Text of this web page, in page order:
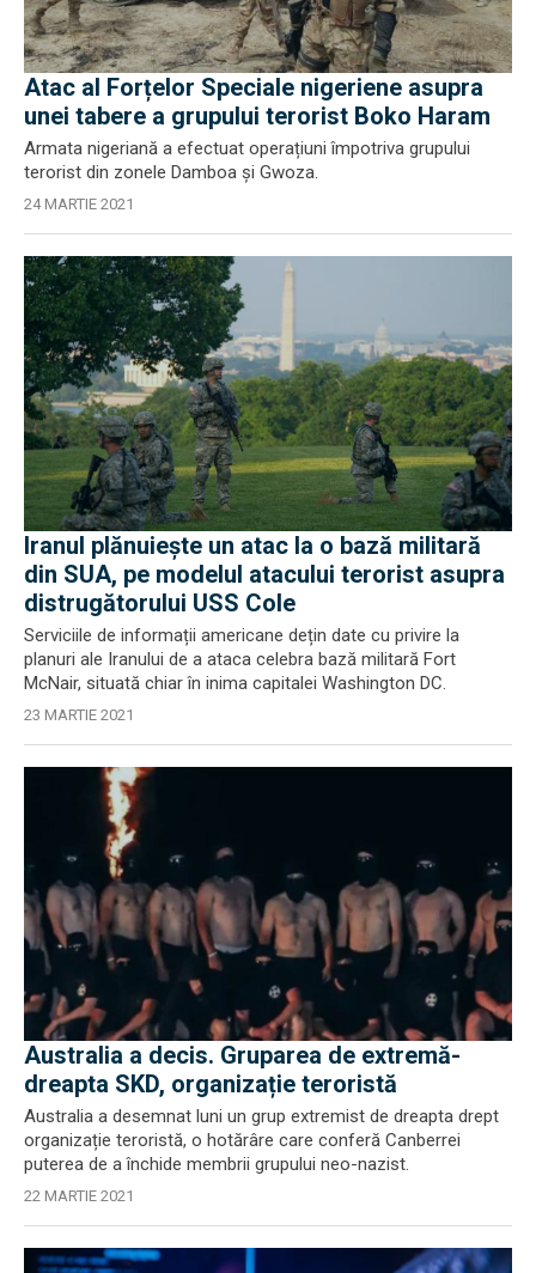
Atac al Forțelor Speciale nigeriene asupra
unei tabere a grupului terorist Boko Haram
Armata nigeriană a efectuat operațiuni împotriva grupului
terorist din zonele Damboa și Gwoza.
24 MARTIE 2021
Iranul plănuiește un atac la o bază militară
din SUA, pe modelul atacului terorist asupra
distrugătorului USS Cole
Serviciile de informații americane dețin date cu privire la
planuri ale Iranului de a ataca celebra bază militară Fort
McNair, situată chiar în inima capitalei Washington DC.
23 MARTIE 2021
Australia a decis. Gruparea de extremă-
dreapta SKD, organizație teroristă
Australia a desemnat luni un grup extremist de dreapta drept
organizație teroristă, o hotărâre care conferă Canberrei
puterea de a închide membrii grupului neo-nazist.
22 MARTIE 2021